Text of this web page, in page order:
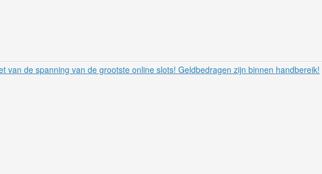
van de spanning van de grootste online slots! Geldbedragen zijn binnen handbereik!